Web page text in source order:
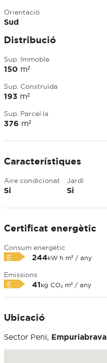
Orientació
Sud
Distribució
Sup. Immoble
150 m²
Sup. Construïda
193 m²
Sup. Parcel·la
376 m²
Característiques
Aire condicionat
Si
Jardí
Si
Certificat energètic
Consum energètic
E 244kW h m² / any
Emissions
E 41kg CO₂ m² / any
Ubicació
Sector Peni, Empuriabrava